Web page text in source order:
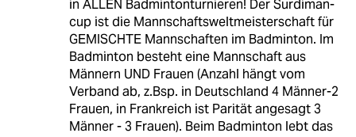
in ALLEN Badmintonturnieren! Der Surdiman-
cup ist die Mannschaftsweltmeisterschaft für
GEMISCHTE Mannschaften im Badminton. Im
Badminton besteht eine Mannschaft aus
Männern UND Frauen (Anzahl hängt vom
Verband ab, z.Bsp. in Deutschland 4 Männer-2
Frauen, in Frankreich ist Parität angesagt 3
Männer - 3 Frauen). Beim Badminton lebt das